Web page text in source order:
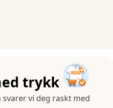
trykk
vi deg raskt med